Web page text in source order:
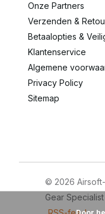
Onze Partners
Verzenden &
Betaalopties &
Klantenservice
Algemene
Privacy Policy
Sitemap
© 2026
Gear